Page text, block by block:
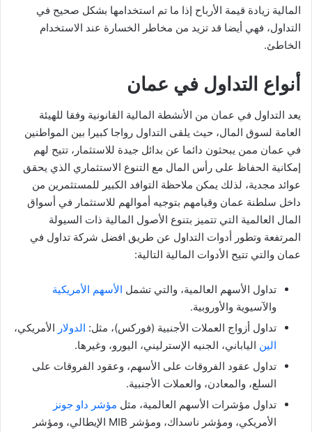
المالية زيادة قيمة الأرباح إذا ما تم استخدامها بشكل صحيح في
التداول، فهي أيضا قد تزيد من مخاطر الخسارة عند الاستخدام
الخاطئ.
أنواع التداول في عمان
يعد التداول في عمان من الأنشطة المالية القانونية وفقا للهيئة
العامة لسوق المال، حيث يلقى التداول رواجا كبيرا بين المواطنين
في عمان ممن يبحثون دائما عن بدائل جيدة للاستثمار، تتيح لهم
إمكانية الحفاظ على رأس المال مع التنوع الاستثماري الذي يحقق
عوائد مجدية، لذلك يمكن ملاحظة التوافد الكبير للمستثمرين من
داخل سلطنة عمان وقيامهم بتوجيه أموالهم للاستثمار في أسواق
المال العالمية التي تتميز بتنوع الأصول المالية ذات السيولة
المرتفعة وتطور أدوات التداول عن طريق افضل شركة تداول في
عمان والتي تتيح الأدوات المالية التالية:
تداول الأسهم العالمية، والتي تشمل الأسهم الأمريكية
والآسيوية والأوروبية.
تداول أزواج العملات الأجنبية (فوركس)، مثل: الدولار الأمريكي،
الين الياباني، الجنيه الإسترليني، اليورو، وغيرها.
تداول عقود الفروقات على الأسهم، وعقود الفروقات على
السلع، والمعادن، والعملات الأجنبية.
تداول مؤشرات الأسهم العالمية، مثل مؤشر داو جونز
الأمريكي، ومؤشر ناسداك، ومؤشر MIB الإيطالي، ومؤشر